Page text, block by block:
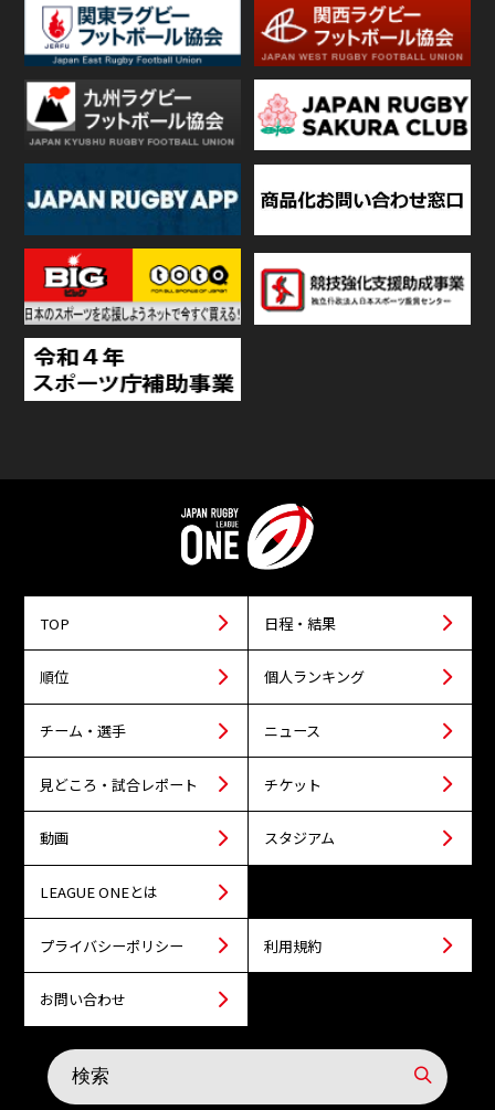
TOP 日程・結果
順位 個人ランキング
チーム・選手 ニュース
見どころ・試合レポート チケット
動画 スタジアム
LEAGUE ONEとは
プライバシーポリシー 利用規約
お問い合わせ